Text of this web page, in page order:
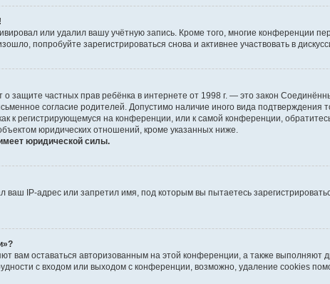
или удалил вашу учётную запись. Кроме того, многие конференции
попробуйте зарегистрироваться снова и активнее участвовать в
о защите частных прав ребёнка в интернете от 1998 г. — это закон
согласие родителей. Допустимо наличие иного вида
к регистрирующемуся на конференции, или к самой конференции,
юридических отношений, кроме указанных ниже.
юридической силы.
IP-адрес или запретил имя, под которым вы пытаетесь
вам оставаться авторизованным на этой конференции, а также выполняют
с входом или выходом с конференции, возможно, удаление cookies